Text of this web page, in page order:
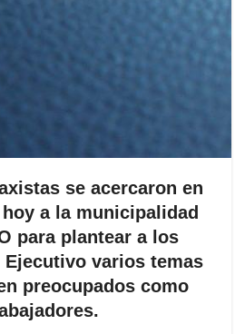
se acercaron en
hoy a la municipalidad
para plantear a los
varios temas
preocupados como